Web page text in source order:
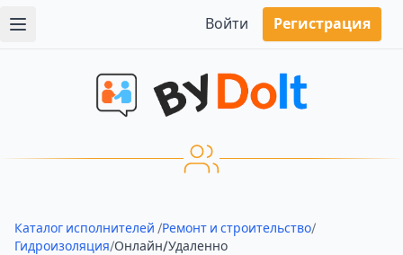
Войти Регистрация
Каталог исполнителей /Ремонт и строительство/
Гидроизоляция/Онлайн/Удаленно